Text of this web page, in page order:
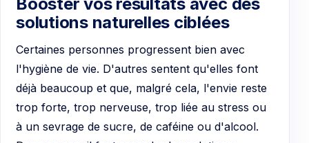
solutions naturelles ciblées
Certaines personnes progressent bien avec
l'hygiène de vie. D'autres sentent qu'elles font
déjà beaucoup et que, malgré cela, l'envie reste
trop forte, trop nerveuse, trop liée au stress ou
à un sevrage de sucre, de caféine ou d'alcool.